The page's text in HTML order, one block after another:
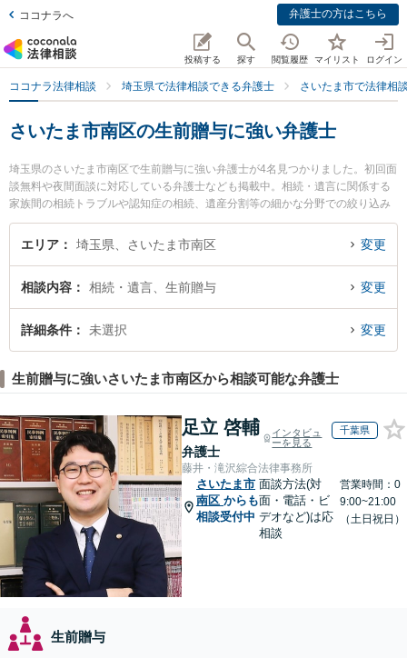
ココナラへ 弁護士の方はこちら
投稿する 探す 閲覧履歴 マイリスト ログイン
ココナラ法律相談 埼玉県で法律相談できる弁護士 さいたま市で法律相
さいたま市南区の生前贈与に強い弁護士
埼玉県のさいたま市南区で生前贈与に強い弁護士が4名見つかりました。初回面
談無料や夜間面談に対応している弁護士なども掲載中。相続・遺言に関係する
家族間の相続トラブルや認知症の相続、遺産分割等の細かな分野での絞り込み
検索もでき便利です。特に武蔵浦和法律事務所の峯岸 孝浩弁護士や南浦和はら
だ法律事務所の渡部 和人弁護士、武蔵浦和法律事務所の久保 佑一郎弁護士のプ
い』『生前贈与のトラブル解決の実績豊富な近くの弁護士を検索したい』『初
回相談無料で生前贈与を法律相談できるさいたま市南区内の弁護士に相談予約
したい』などでお困りの相談者さんにおすすめです。
エリア 埼玉県、さいたま市南区 変更
相談内容 相続・遺言、生前贈与 変更
詳細条件 未選択 変更
生前贈与に強いさいたま市南区から相談可能な弁護士
足立 啓輔
弁護士
インタビュ
ーを見る
千葉県
藤井・滝沢綜合法律事務所
さいたま市
南区 からも
相談受付中
面談方法(対
面・電話・ビ
デオなど)は応
相談
営業時間：0
9:00~21:00
（土日祝日）
生前贈与